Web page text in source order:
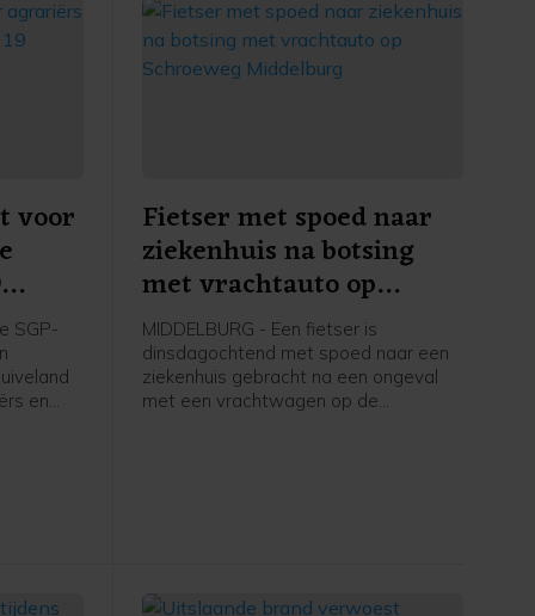
voor
SGP-
en
Fietser met spoed naar
ziekenhuis na botsing
met vrachtauto op
Schroeweg Middelburg
MIDDELBURG - Een fietser is
dinsdagochtend met spoed naar een
ziekenhuis gebracht na een ongeval
met een vrachtwagen op de